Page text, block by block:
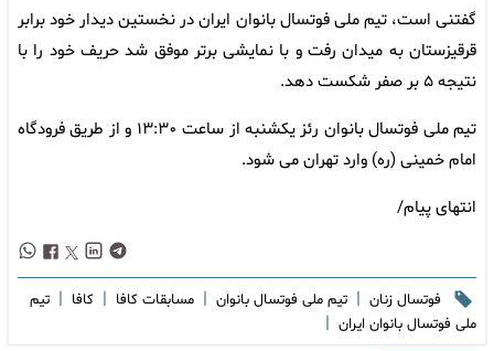
گفتنی است، تیم ملی فوتسال بانوان ایران در نخستین دیدار خود برابر
قرقیزستان به میدان رفت و با نمایشی برتر موفق شد حریف خود را با
نتیجه ۵ بر صفر شکست دهد.
تیم ملی فوتسال بانوان رئز یکشنبه از ساعت ۱۳:۳۰ و از طریق فرودگاه
امام خمینی (ره) وارد تهران می شود.
انتهای پیام/
فوتسال زنان | تیم ملی فوتسال بانوان | مسابقات کافا | کافا | تیم
ملی فوتسال بانوان ایران |